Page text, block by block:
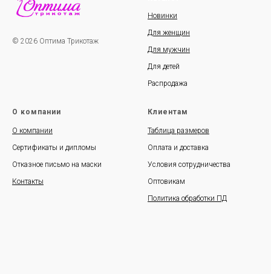
© 2026 Оптима Трикотаж
Новинки
Для женщин
Для мужчин
Для детей
Распродажа
О компании
О компании
Сертификаты и дипломы
Отказное письмо на маски
Контакты
Клиентам
Таблица размеров
Оплата и доставка
Условия сотрудничества
Оптовикам
Политика обработки ПД